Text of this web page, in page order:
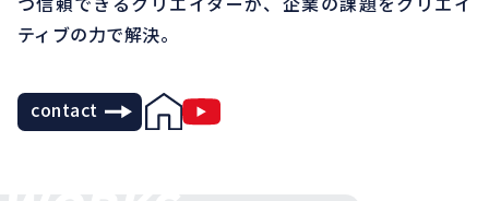
ティブの力で解決。
contact